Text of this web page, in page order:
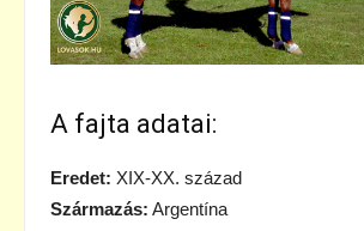
A fajta adatai:
Eredet: XIX-XX. század
Származás: Argentína